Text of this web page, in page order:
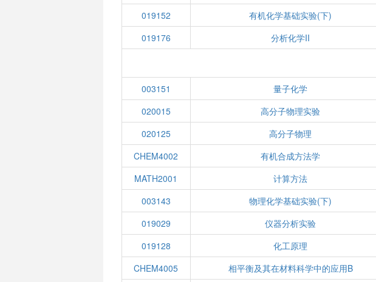
019152
有机化学基础实验(下)
019176
分析化学II
003151 量子化学
020015
高分子物理实验
020125
高分子物理
CHEM4002
有机合成方法学
MATH2001
计算方法
003143
物理化学基础实验(下)
019029
仪器分析实验
019128
化工原理
CHEM4005
相平衡及其在材料科学中的应用B